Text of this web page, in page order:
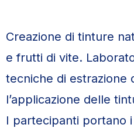
Creazione di tinture
e frutti di vite.
tecniche di estrazione
l’applicazione delle
I partecipanti portano